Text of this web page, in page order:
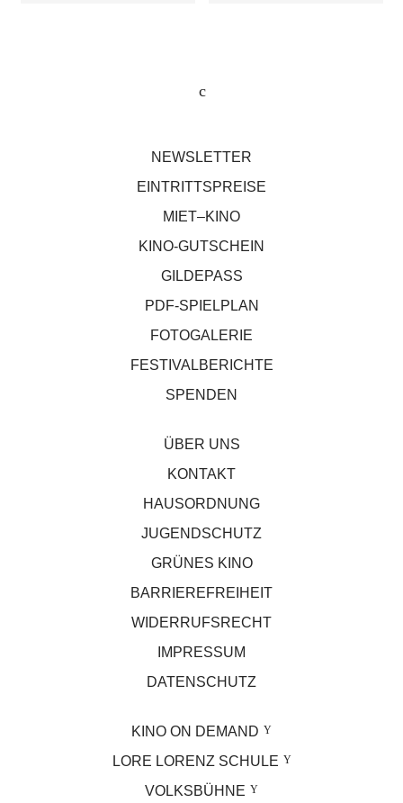
NEWSLETTER
EINTRITTSPREISE
MIET–KINO
KINO-GUTSCHEIN
GILDEPASS
PDF-SPIELPLAN
FOTOGALERIE
FESTIVALBERICHTE
SPENDEN
ÜBER UNS
KONTAKT
HAUSORDNUNG
JUGENDSCHUTZ
GRÜNES KINO
BARRIEREFREIHEIT
WIDERRUFSRECHT
IMPRESSUM
DATENSCHUTZ
KINO ON DEMAND
LORE LORENZ SCHULE
VOLKSBÜHNE